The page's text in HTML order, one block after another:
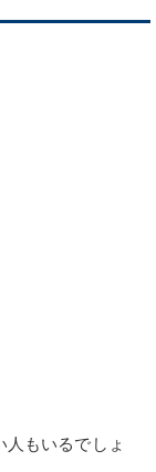
もいるでしょ